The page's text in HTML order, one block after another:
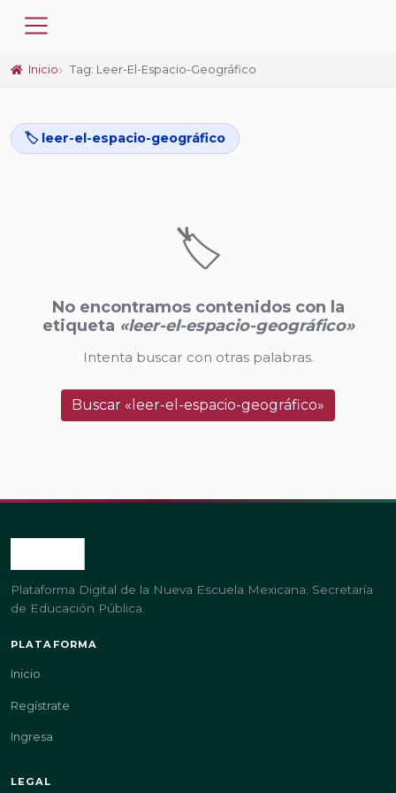
Inicio Tag: Leer-El-Espacio-Geográfico
🏷️ leer-el-espacio-geográfico
🏷️
No encontramos contenidos con la
etiqueta «leer-el-espacio-geográfico»
Intenta buscar con otras palabras.
Buscar «leer-el-espacio-geográfico»
Plataforma Digital de la Nueva Escuela Mexicana. Secretaría
de Educación Pública.
PLATAFORMA
Inicio
Regístrate
Ingresa
LEGAL